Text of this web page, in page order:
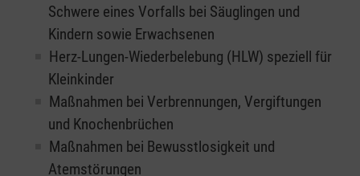
Schwere eines Vorfalls bei Säuglingen und
Kindern sowie Erwachsenen
Herz-Lungen-Wiederbelebung (HLW) speziell für
Kleinkinder
Maßnahmen bei Verbrennungen, Vergiftungen
und Knochenbrüchen
Maßnahmen bei Bewusstlosigkeit und
Atemstörungen